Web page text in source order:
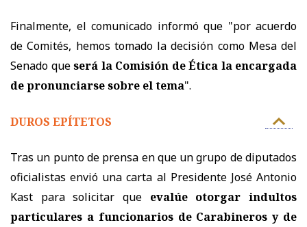
Finalmente, el comunicado informó que "por acuerdo
de Comités, hemos tomado la decisión como Mesa del
Senado queserá la Comisión de Ética la encargada
de pronunciarse sobre el tema".
DUROS EPÍTETOS
Tras un punto de prensa en que un grupo de diputados
oficialistas envió una carta al Presidente José Antonio
Kast para solicitar que evalúe otorgar indultos
particulares a funcionarios de Carabineros y de